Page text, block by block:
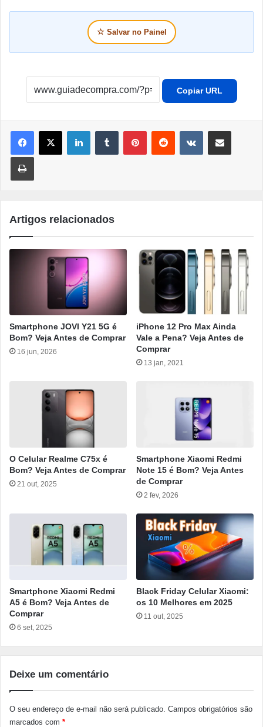
☆ Salvar no Painel
Copiar URL
LinkedinTumblr PinterestReddit VK Compartilhar por e-mail
Imprimir
Artigos relacionados
Smartphone JOVI Y21 5G é
Bom? Veja Antes de Comprar
16 jun, 2026
iPhone 12 Pro Max Ainda
Vale a Pena? Veja Antes de
Comprar
13 jan, 2021
O Celular Realme C75x é
Bom? Veja Antes de Comprar
21 out, 2025
Smartphone Xiaomi Redmi
Note 15 é Bom? Veja Antes
de Comprar
2 fev, 2026
Smartphone Xiaomi Redmi
A5 é Bom? Veja Antes de
Comprar
6 set, 2025
Black Friday Celular Xiaomi:
os 10 Melhores em 2025
11 out, 2025
Deixe um comentário
O seu endereço de e-mail não será publicado. Campos obrigatórios são
marcados com *